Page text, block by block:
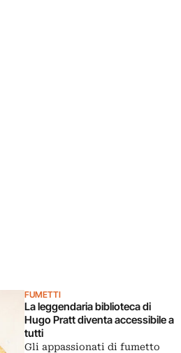
FUMETTI
La leggendaria biblioteca di
Hugo Pratt diventa accessibile a
tutti
Gli appassionati di fumetto